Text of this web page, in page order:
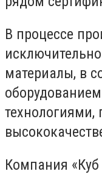
В процессе
материалы, в
технологиями,
Компания